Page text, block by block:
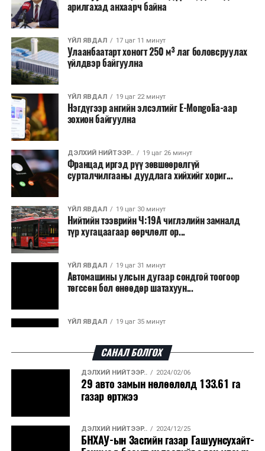
өдрүүдэд агаарын температур дахин огцом
нэмэгдэж, хуурайшилт эрчимжих төлөвтэй байгааг
анхааруулсан бөгөөд энэ нь гал унтраах ажиллагаанд
шинэ сорилт учруулж болзошгүйг онцолжээ.
арилгахад анхаарч байна
ҮЙЛ ЯВДАЛ 17 цаг 11 минут
Улаанбаатарт хоногт 250 м³ лаг боловсруулах
үйлдвэр байгуулна
ҮЙЛ ЯВДАЛ 19 цаг 22 минут
Нэгдүгээр ангийн элсэлтийг E-Mongolia-аар
зохион байгуулна
ДЭЛХИЙ НИЙТЭЭР.. 19 цаг 26 минут
Францад иргэд рүү зөвшөөрөлгүй
сурталчилгааны дуудлага хийхийг хориг...
ҮЙЛ ЯВДАЛ 19 цаг 30 минут
Нийтийн тээврийн Ч:19А чиглэлийн замналд
түр хугацаагаар өөрчлөлт ор...
ҮЙЛ ЯВДАЛ 19 цаг 31 минут
Автомашины улсын дугаар сондгой тоогоор
төгссөн бол өнөөдөр шатахуун...
ҮЙЛ ЯВДАЛ 19 цаг 35 минут
ДЭЛХИЙ НИЙТЭЭР..
“Уралдронзавод” компанийн ерөнхий
захирлын автомашиныг дэлбэлжээ...
ҮЙЛ ЯВДАЛ 2026/08/06
Сүхбаатар боомтоор тав хоногт 10 мянга гаруй
САНАЛ БОЛГОХ
ДЭЛХИЙ НИЙТЭЭР.. 2024/02/06
29 авто замын нөлөөлөлд 133.61 га
газар өртжээ
ДЭЛХИЙ НИЙТЭЭР.. 2024/12/25
БНХАУ-ын Засгийн газар Гашуунсухайт-